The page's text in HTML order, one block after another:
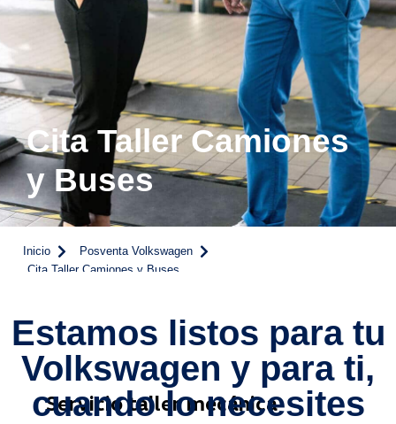
Cita Taller Camiones
y Buses
Inicio
Posventa Volkswagen
Cita Taller Camiones y Buses
Estamos listos para tu
Volkswagen y para ti,
cuando lo necesites